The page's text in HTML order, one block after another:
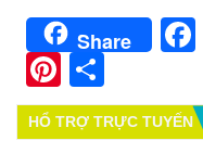
Share
Pinterest
HỔ TRỢ TRỰC TUYẾN